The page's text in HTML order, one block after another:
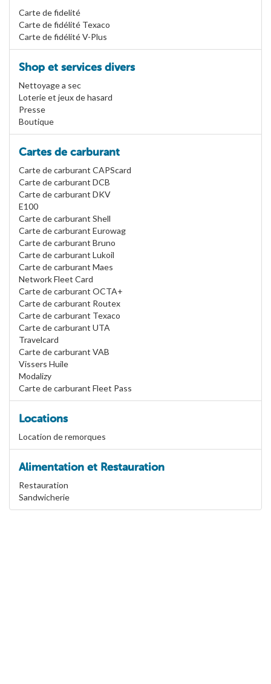
Carte de fidelité
Carte de fidélité Texaco
Carte de fidélité V-Plus
Shop et services divers
Nettoyage a sec
Loterie et jeux de hasard
Presse
Boutique
Cartes de carburant
Carte de carburant CAPScard
Carte de carburant DCB
Carte de carburant DKV
E100
Carte de carburant Shell
Carte de carburant Eurowag
Carte de carburant Bruno
Carte de carburant Lukoil
Carte de carburant Maes
Network Fleet Card
Carte de carburant OCTA+
Carte de carburant Routex
Carte de carburant Texaco
Carte de carburant UTA
Travelcard
Carte de carburant VAB
Vissers Huile
Modalizy
Carte de carburant Fleet Pass
Locations
Location de remorques
Alimentation et Restauration
Restauration
Sandwicherie